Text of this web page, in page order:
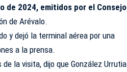
de 2024, emitidos por el Consejo
de Arévalo.
y dejó la terminal aérea por una
a la prensa.
la visita, dijo que González Urrutia